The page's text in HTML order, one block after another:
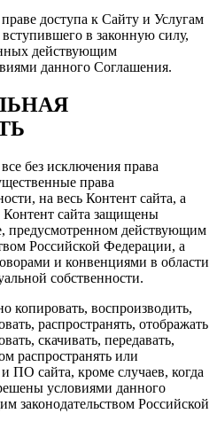
доступа к Сайту и Услугам
в законную силу,
действующим
данного Соглашения.
без исключения права
права
на весь Контент сайта, а
сайта защищены
предусмотренном действующим
Российской Федерации, а
и конвенциями в области
собственности.
копировать, воспроизводить,
распространять, отображать
скачивать, передавать,
распространять или
ПО сайта, кроме случаев, когда
условиями данного
законодательством Российской